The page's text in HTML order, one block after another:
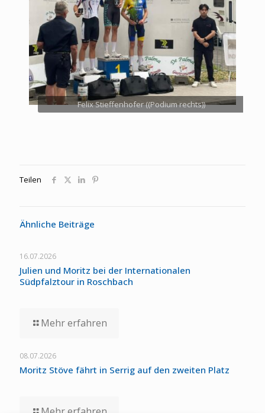
Felix Stieffenhofer ((Podium rechts))
Teilen
Ähnliche Beiträge
16.07.2026
Julien und Moritz bei der Internationalen
Südpfalztour in Roschbach
Mehr erfahren
08.07.2026
Moritz Stöve fährt in Serrig auf den zweiten Platz